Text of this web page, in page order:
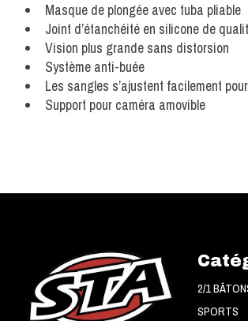
Masque de plongée avec tuba pliable
Joint d’étanchéité en silicone de
Vision plus grande sans distorsion
Système anti-buée
Les sangles s’ajustent facilement
Support pour caméra amovible
2/1
SPORTS